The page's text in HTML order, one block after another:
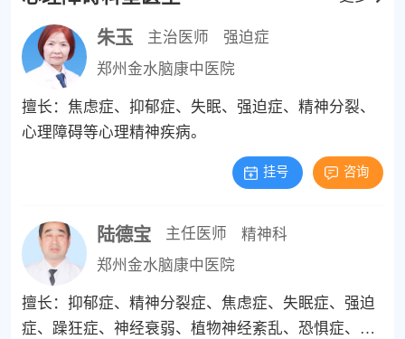
寻求帮助。朱玉 主治医师
强迫症
郑州金水脑康中医院
擅长：焦虑症、抑郁症、失眠、强迫症、精神分裂、
心理障碍等心理精神疾病。
挂号 咨询
陆德宝 主任医师
精神科
郑州金水脑康中医院
擅长：抑郁症、精神分裂症、焦虑症、失眠症、强迫
症、躁狂症、神经衰弱、植物神经紊乱、恐惧症、心